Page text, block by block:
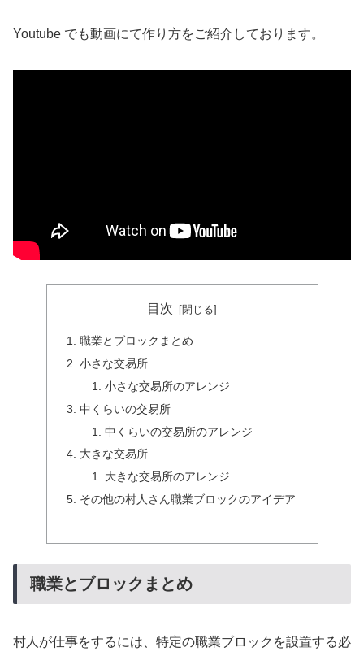
Youtube でも動画にて作り方をご紹介しております。
目次
職業とブロックまとめ
小さな交易所
小さな交易所のアレンジ
中くらいの交易所
中くらいの交易所のアレンジ
大きな交易所
大きな交易所のアレンジ
その他の村人さん職業ブロックのアイデア
職業とブロックまとめ
村人が仕事をするには、特定の職業ブロックを設置する必